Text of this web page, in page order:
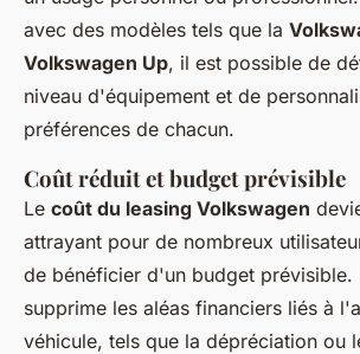
avec des modèles tels que la
Volkswagen Up, il est possible de
niveau d'équipement et de
préférences de chacun.
Coût réduit et budget prévisible
Le coût du leasing Volkswagen
attrayant pour de nombreux
de bénéficier d'un budget prévisible.
supprime les aléas financiers liés à
véhicule, tels que la dépréciation ou